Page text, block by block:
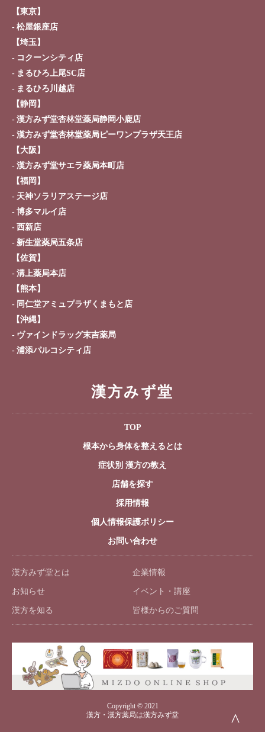
【東京】
松屋銀座店
【埼玉】
コクーンシティ店
まるひろ上尾SC店
まるひろ川越店
【静岡】
漢方みず堂杏林堂薬局静岡小鹿店
漢方みず堂杏林堂薬局ピーワンプラザ天王店
【大阪】
漢方みず堂サエラ薬局本町店
【福岡】
天神ソラリアステージ店
博多マルイ店
西新店
新生堂薬局五条店
【佐賀】
溝上薬局本店
【熊本】
同仁堂アミュプラザくまもと店
【沖縄】
ヴァインドラッグ末吉薬局
浦添パルコシティ店
漢方みず堂
TOP
根本から身体を整えるとは
症状別 漢方の教え
店舗を探す
採用情報
個人情報保護ポリシー
お問い合わせ
漢方みず堂とは 企業情報
お知らせ イベント・講座
漢方を知る 皆様からのご質問
Copyright © 2021
漢方・漢方薬局は漢方みず堂
^